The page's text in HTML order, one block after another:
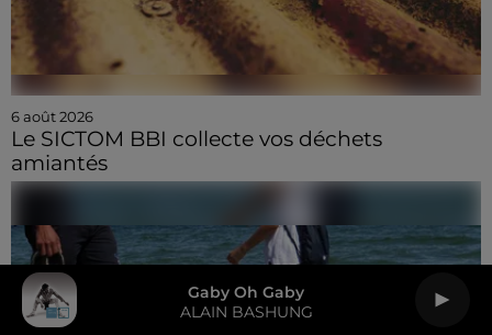
Gaby Oh Gaby
ALAIN BASHUNG
6 août 2026
Le SICTOM BBI collecte vos déchets
amiantés